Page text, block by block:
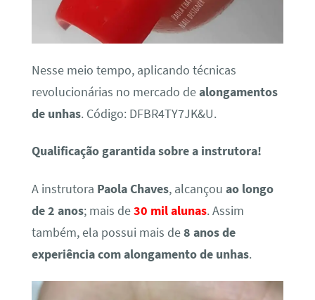
Nesse meio tempo, aplicando técnicas
revolucionárias no mercado dealongamentos
de unhas. Código: DFBR4TY7JK&U.
Qualificação garantida sobre a instrutora!
A instrutora Paola Chaves, alcançou ao longo
de 2 anos; mais de30 mil alunas. Assim
também, ela possui mais de8 anos de
experiência com alongamento de unhas.